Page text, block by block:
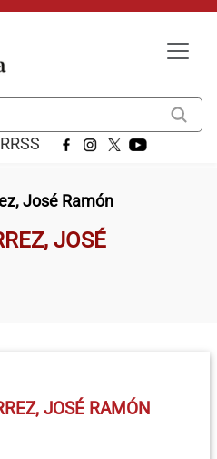
José Ramón
JOSÉ
JOSÉ RAMÓN